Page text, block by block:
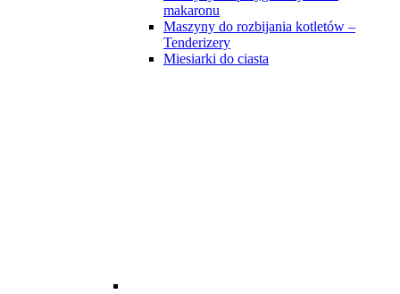
makaronu
Maszyny do rozbijania kotletów –
Tenderizery
Miesiarki do ciasta